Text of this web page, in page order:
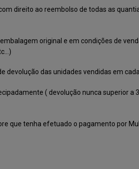
direito ao reembolso de todas as
original e em condições de
devolução das unidades vendidas em
( devolução nunca superior
que tenha efetuado o pagamento por